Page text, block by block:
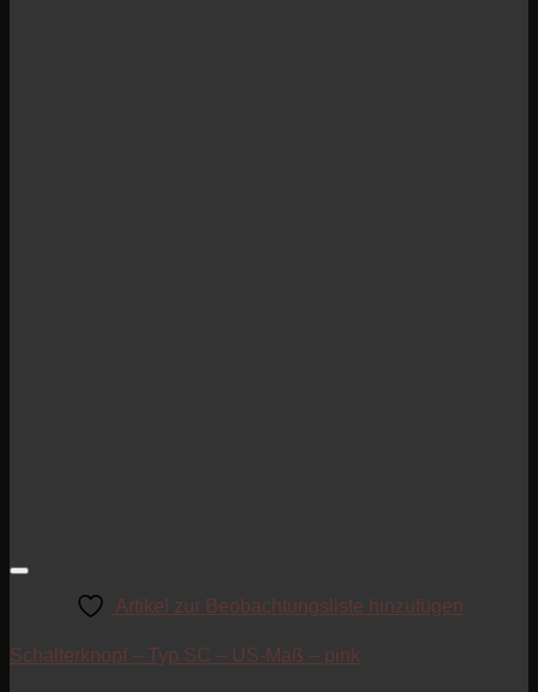
Artikel zur Beobachtungsliste hinzufügen
Schalterknopf – Typ SC – US-Maß – pink